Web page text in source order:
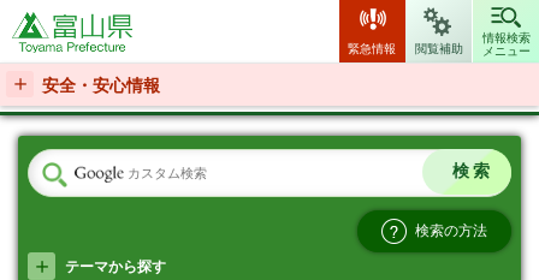
富山県
緊急情報 閲覧補助
情報検索
メニュー
安全・安心情報
検索の方法
テーマから探す